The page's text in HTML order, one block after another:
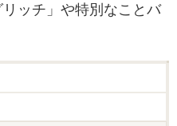
ッチ」や特別なことバ